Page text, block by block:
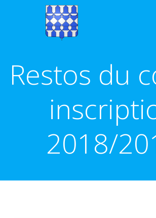
Restos du
2018/